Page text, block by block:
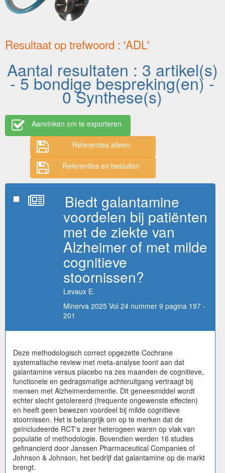
Resultaat op trefwoord : 'ADL'
Aantal resultaten : 3 artikel(s)
- 5 bondige bespreking(en) -
0 Synthese(s)
Aanvinken om te exporteren
Referenties alleen
Referenties en besluiten
Biedt galantamine
voordelen bij patiënten
met de ziekte van
Alzheimer of met milde
cognitieve
stoornissen?
Levaux E.
Minerva 2025 Vol 24 nummer 9 pagina 197 -
201
Deze methodologisch correct opgezette Cochrane
systematische review met meta-analyse toont aan dat
galantamine versus placebo na zes maanden de cognitieve,
functionele en gedragsmatige achteruitgang vertraagt bij
mensen met Alzheimerdementie. Dit geneesmiddel wordt
echter slecht getolereerd (frequente ongewenste effecten)
en heeft geen bewezen voordeel bij milde cognitieve
stoornissen. Het is belangrijk om op te merken dat de
geïncludeerde RCT's zeer heterogeen waren op vlak van
populatie of methodologie. Bovendien werden 16 studies
gefinancierd door Janssen Pharmaceutical Companies of
Johnson & Johnson, het bedrijf dat galantamine op de markt
brengt.